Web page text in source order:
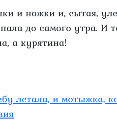
и ножки и, сытая,
до самого утра. И
а курятина!
летала, и мотыжка,